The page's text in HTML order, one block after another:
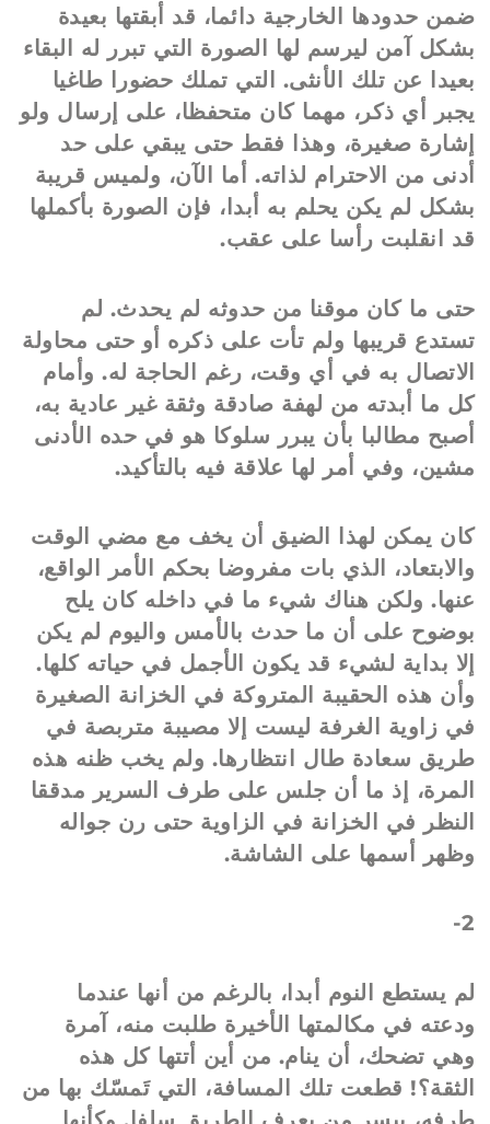
ضمن حدودها الخارجية دائما، قد أبقتها بعيدة
بشكل آمن ليرسم لها الصورة التي تبرر له البقاء
بعيدا عن تلك الأنثى. التي تملك حضورا طاغيا
يجبر أي ذكر، مهما كان متحفظا، على إرسال ولو
إشارة صغيرة، وهذا فقط حتى يبقي على حد
أدنى من الاحترام لذاته. أما الآن، ولميس قريبة
بشكل لم يكن يحلم به أبدا، فإن الصورة بأكملها
قد انقلبت رأسا على عقب.
حتى ما كان موقنا من حدوثه لم يحدث. لم
تستدع قريبها ولم تأت على ذكره أو حتى محاولة
الاتصال به في أي وقت، رغم الحاجة له. وأمام
كل ما أبدته من لهفة صادقة وثقة غير عادية به،
أصبح مطالبا بأن يبرر سلوكا هو في حده الأدنى
مشين، وفي أمر لها علاقة فيه بالتأكيد.
كان يمكن لهذا الضيق أن يخف مع مضي الوقت
والابتعاد، الذي بات مفروضا بحكم الأمر الواقع،
عنها. ولكن هناك شيء ما في داخله كان يلح
بوضوح على أن ما حدث بالأمس واليوم لم يكن
إلا بداية لشيء قد يكون الأجمل في حياته كلها.
وأن هذه الحقيبة المتروكة في الخزانة الصغيرة
في زاوية الغرفة ليست إلا مصيبة متربصة في
طريق سعادة طال انتظارها. ولم يخب ظنه هذه
المرة، إذ ما أن جلس على طرف السرير مدققا
النظر في الخزانة في الزاوية حتى رن جواله
وظهر أسمها على الشاشة.
2-
لم يستطع النوم أبدا، بالرغم من أنها عندما
ودعته في مكالمتها الأخيرة طلبت منه، آمرة
وهي تضحك، أن ينام. من أين أتتها كل هذه
الثقة؟! قطعت تلك المسافة، التي تَمسّك بها من